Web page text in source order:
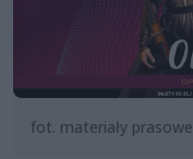
fot. materiały prasowe